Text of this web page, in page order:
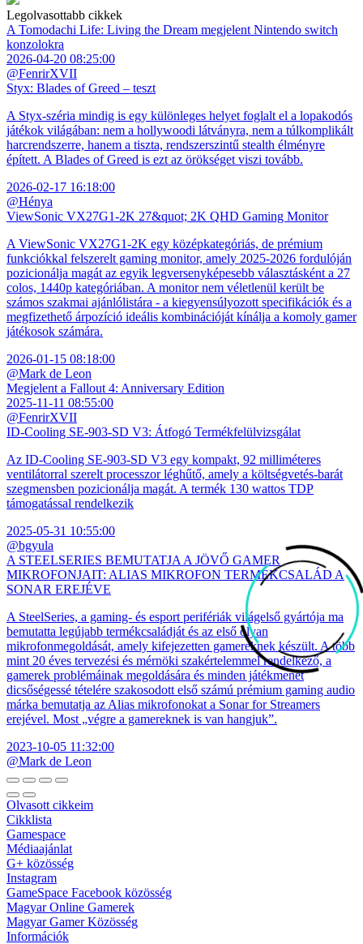
Legolvasottabb cikkek
A Tomodachi Life: Living the Dream megjelent Nintendo switch
konzolokra
2026-04-20 08:25:00
@FenrirXVII
Styx: Blades of Greed – teszt
A Styx-széria mindig is egy különleges helyet foglalt el a lopakodós
játékok világában: nem a hollywoodi látványra, nem a túlkomplikált
harcrendszerre, hanem a tiszta, rendszerszintű stealth élményre
épített. A Blades of Greed is ezt az örökséget viszi tovább.
2026-02-17 16:18:00
@Hénya
ViewSonic VX27G1-2K 27&quot; 2K QHD Gaming Monitor
A ViewSonic VX27G1-2K egy középkategóriás, de prémium
funkciókkal felszerelt gaming monitor, amely 2025-2026 fordulóján
pozicionálja magát az egyik legversenyképesebb választásként a 27
colos, 1440p kategóriában. A monitor nem véletlenül került be
számos szakmai ajánlólistára - a kiegyensúlyozott specifikációk és a
megfizethető árpozíció ideális kombinációját kínálja a komoly gamer
játékosok számára.
2026-01-15 08:18:00
@Mark de Leon
Megjelent a Fallout 4: Anniversary Edition
2025-11-11 08:55:00
@FenrirXVII
ID-Cooling SE-903-SD V3: Átfogó Termékfelülvizsgálat
Az ID-Cooling SE-903-SD V3 egy kompakt, 92 milliméteres
ventilátorral szerelt processzor léghűtő, amely a költségvetés-barát
szegmensben pozicionálja magát. A termék 130 wattos TDP
támogatással rendelkezik
2025-05-31 10:55:00
@bgyula
A STEELSERIES BEMUTATJA A JÖVŐ GAMER
MIKROFONJAIT: ALIAS MIKROFON TERMÉKCSALÁD A
SONAR EREJÉVE
A SteelSeries, a gaming- és esport perifériák világelső gyártója ma
bemutatta legújabb termékcsaládját és az első olyan
mikrofonmegoldását, amely kifejezetten gamereknek készült. A több
mint 20 éves tervezési és mérnöki szakértelemmel rendelkező, a
gamerek problémáinak megoldására és minden játékmenet
dicsőségessé tételére szakosodott első számú prémium gaming audio
márka bemutatja az Alias mikrofonokat a Sonar for Streamers
erejével. Most „végre a gamereknek is van hangjuk”.
2023-10-05 11:32:00
@Mark de Leon
Olvasott cikkeim
Cikklista
Gamespace
Médiaajánlat
G+ közösség
Instagram
GameSpace Facebook közösség
Magyar Online Gamerek
Magyar Gamer Közösség
Információk